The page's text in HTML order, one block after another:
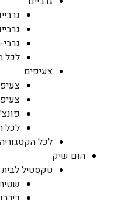
לכל
צעיפים
לכל
לכל
הום שיק
טקסטיל לבית